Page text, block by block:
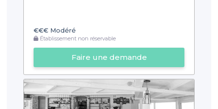
€€€ Modéré
Établissement non réservable
Faire une demande